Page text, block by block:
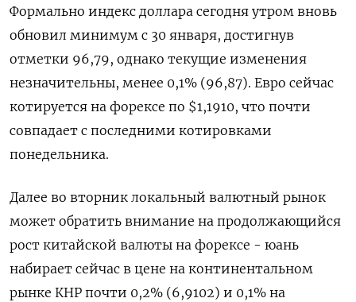
Формально индекс доллара сегодня утром вновь
обновил минимум с 30 января, достигнув
отметки 96,79, однако текущие изменения
незначительны, ‌менее 0,1% (96,87). Евро сейчас
котируется на форексе по $1,1910, что почти
совпадает с последними котировками
понедельника.
Далее во вторник ​локальный валютный рынок
может обратить внимание на продолжающийся
рост китайской валюты на форексе - юань
набирает сейчас в цене на континентальном
рынке КНР почти 0,2% (6,9102) и 0,1% на